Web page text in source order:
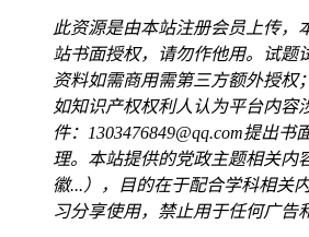
此资源是由本站注册会员上传，
站书面授权，请勿作他用。试题
资料如需商用需第三方额外授权
如知识产权权利人认为平台内容
件：1303476849@qq.com提出
理。本站提供的党政主题相关内
徽...），目的在于配合学科相关
习分享使用，禁止用于任何广告